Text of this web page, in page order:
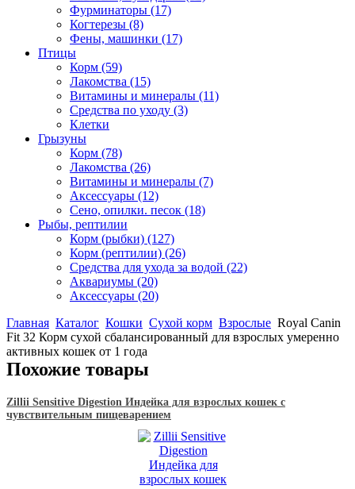
Фурминаторы (17)
Когтерезы (8)
Фены, машинки (17)
Птицы
Корм (59)
Лакомства (15)
Витамины и минералы (11)
Средства по уходу (3)
Клетки
Грызуны
Корм (78)
Лакомства (26)
Витамины и минералы (7)
Аксессуары (12)
Сено, опилки. песок (18)
Рыбы, рептилии
Корм (рыбки) (127)
Корм (рептилии) (26)
Средства для ухода за водой (22)
Аквариумы (20)
Аксессуары (20)
Главная Каталог Кошки Сухой корм Взрослые Royal Canin
Fit 32 Корм сухой сбалансированный для взрослых умеренно
активных кошек от 1 года
Похожие товары
Zillii Sensitive Digestion Индейка для взрослых кошек с
чувствительным пищеварением